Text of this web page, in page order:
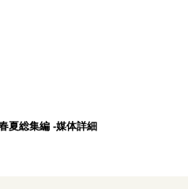
夏総集編 -媒体詳細